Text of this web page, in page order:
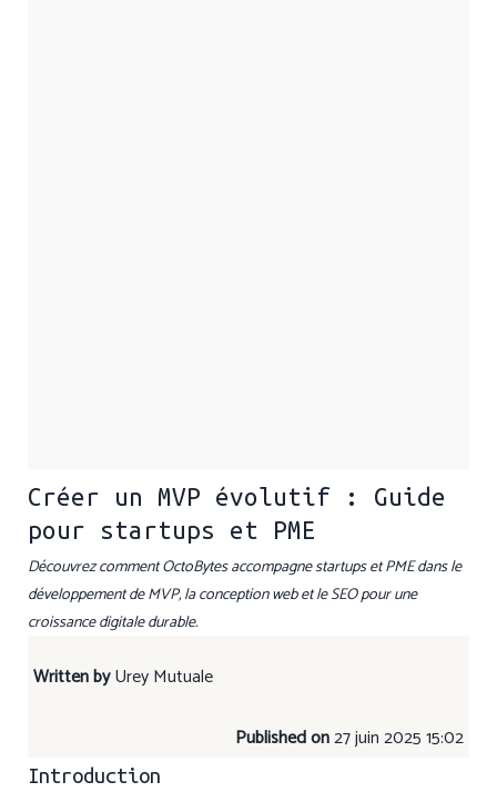
Créer un MVP évolutif : Guide
pour startups et PME
Découvrez comment OctoBytes accompagne startups et PME dans le
développement de MVP, la conception web et le SEO pour une
croissance digitale durable.
Written byUrey Mutuale
Published on27 juin 2025 15:02
Introduction